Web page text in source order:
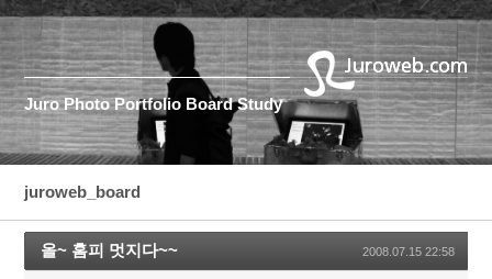
Juro Photo Portfolio Board Study
juroweb_board
올~ 홈피 멋지다~~ 2008.07.15 22:58